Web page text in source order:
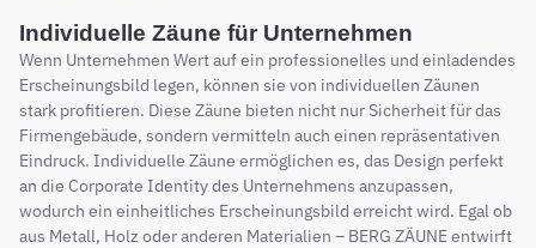
Individuelle Zäune für Unternehmen
Wenn Unternehmen Wert auf ein professionelles und einladendes
Erscheinungsbild legen, können sie von individuellen Zäunen
stark profitieren. Diese Zäune bieten nicht nur Sicherheit für das
Firmengebäude, sondern vermitteln auch einen repräsentativen
Eindruck. Individuelle Zäune ermöglichen es, das Design perfekt
an die Corporate Identity des Unternehmens anzupassen,
wodurch ein einheitliches Erscheinungsbild erreicht wird. Egal ob
aus Metall, Holz oder anderen Materialien – BERG ZÄUNE entwirft